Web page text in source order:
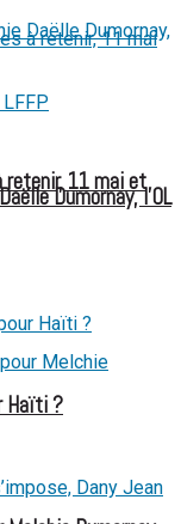
Dumornay, l’OL
retenir, 11 mai et
Haïti ?